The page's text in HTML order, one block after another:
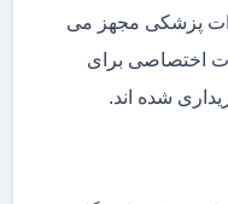
پزشکی مجهز می
اختصاصی برای
شده اند.